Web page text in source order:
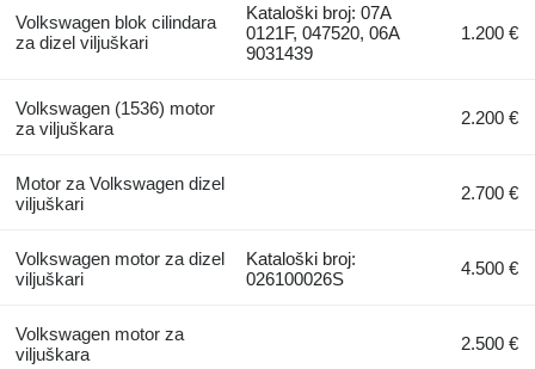
Volkswagen blok cilindara
za dizel viljuškari
Kataloški broj: 07A
0121F, 047520, 06A
9031439
1.200 €
Volkswagen (1536) motor
za viljuškara
2.200 €
Motor za Volkswagen dizel
viljuškari
2.700 €
Volkswagen motor za dizel
viljuškari
Kataloški broj:
026100026S
4.500 €
Volkswagen motor za
viljuškara
2.500 €